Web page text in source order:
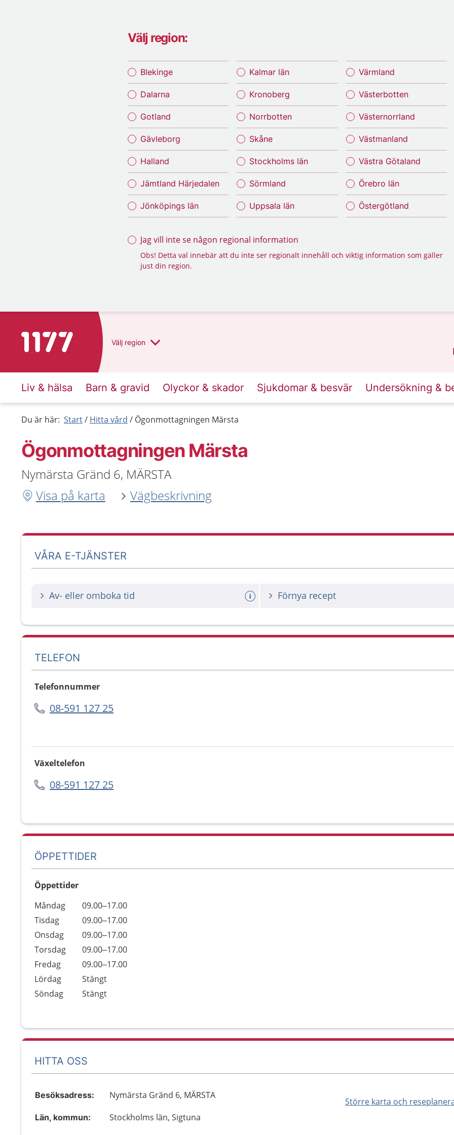
Välj region:
Blekinge
Dalarna
Gotland
Gävleborg
Halland
Jämtland Härjedalen
Jönköpings län
Kalmar län
Kronoberg
Norrbotten
Skåne
Stockholms län
Sörmland
Uppsala län
Värmland
Västerbotten
Västernorrland
Västmanland
Västra Götaland
Örebro län
Östergötland
Jag vill inte se någon regional information
Obs! Detta val innebär att du inte ser regionalt innehåll och viktig information som gäller
just din region.
Till startsidan för 1177 Välj region
Liv & hälsa Barn & gravid Olyckor & skador Sjukdomar & besvär Undersökning &
Du är här: Start Hitta vård Ögonmottagningen Märsta
Ögonmottagningen Märsta
Nymärsta Gränd 6, MÄRSTA
Visa på karta
Vägbeskrivning
VÅRA E-TJÄNSTER
Av- eller omboka tid Förnya recept
TELEFON
Telefonnummer
08-591 127 25
Växeltelefon
08-591 127 25
ÖPPETTIDER
Öppettider
Dag
Öppettider
Kommentarer
Måndag
09.00–17.00
Tisdag
09.00–17.00
Onsdag
09.00–17.00
Torsdag
09.00–17.00
Fredag
09.00–17.00
Lördag
Stängt
Söndag
Stängt
HITTA OSS
Större karta och
Besöksadress: Nymärsta Gränd 6, MÄRSTA
Län, kommun: Stockholms län, Sigtuna